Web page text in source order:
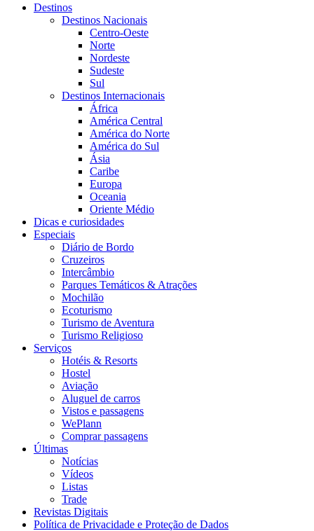
Destinos
Destinos Nacionais
Centro-Oeste
Norte
Nordeste
Sudeste
Sul
Destinos Internacionais
África
América Central
América do Norte
América do Sul
Ásia
Caribe
Europa
Oceania
Oriente Médio
Dicas e curiosidades
Especiais
Diário de Bordo
Cruzeiros
Intercâmbio
Parques Temáticos & Atrações
Mochilão
Ecoturismo
Turismo de Aventura
Turismo Religioso
Serviços
Hotéis & Resorts
Hostel
Aviação
Aluguel de carros
Vistos e passagens
WePlann
Comprar passagens
Últimas
Notícias
Vídeos
Listas
Trade
Revistas Digitais
Política de Privacidade e Proteção de Dados